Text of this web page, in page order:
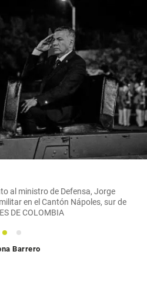
al ministro de Defensa, Jorge
en el Cantón Nápoles, sur de
DE COLOMBIA
1
2
Barrero